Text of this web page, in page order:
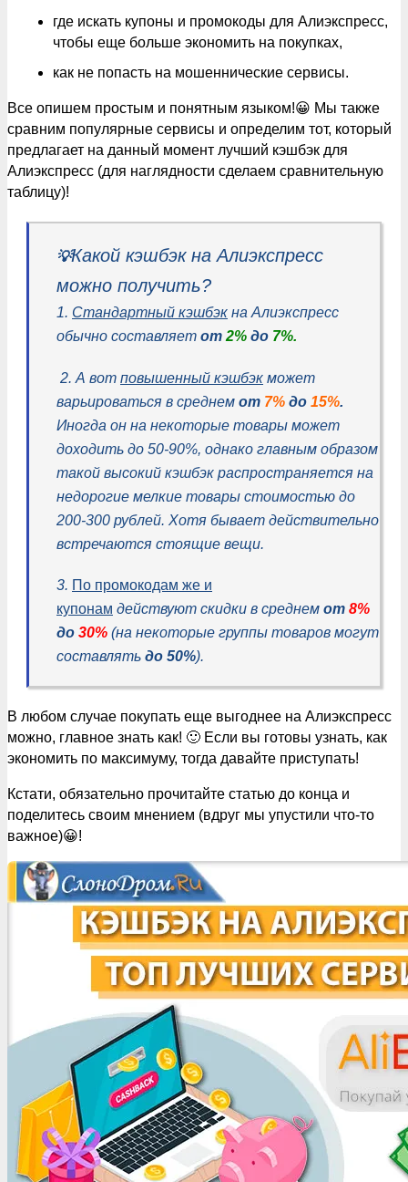
где искать купоны и промокоды для Алиэкспресс,
чтобы еще больше экономить на покупках,
как не попасть на мошеннические сервисы.
Все опишем простым и понятным языком!😀 Мы также
сравним популярные сервисы и определим тот, который
предлагает на данный момент лучший кэшбэк для
Алиэкспресс (для наглядности сделаем сравнительную
таблицу)!
💡Какой кэшбэк на Алиэкспресс
можно получить?
1. Стандартный кэшбэк на Алиэкспресс
обычно составляет от 2% до 7%.
2. А вот повышенный кэшбэк может
варьироваться в среднем от 7% до 15%.
Иногда он на некоторые товары может
доходить до 50-90%, однако главным образом
такой высокий кэшбэк распространяется на
недорогие мелкие товары стоимостью до
200-300 рублей. Хотя бывает действительно
встречаются стоящие вещи.
3. По промокодам же и
купонам действуют скидки в среднем от 8%
до 30% (на некоторые группы товаров могут
составлять до 50%).
В любом случае покупать еще выгоднее на Алиэкспресс
можно, главное знать как! 🙂 Если вы готовы узнать, как
экономить по максимуму, тогда давайте приступать!
Кстати, обязательно прочитайте статью до конца и
поделитесь своим мнением (вдруг мы упустили что-то
важное)😀!